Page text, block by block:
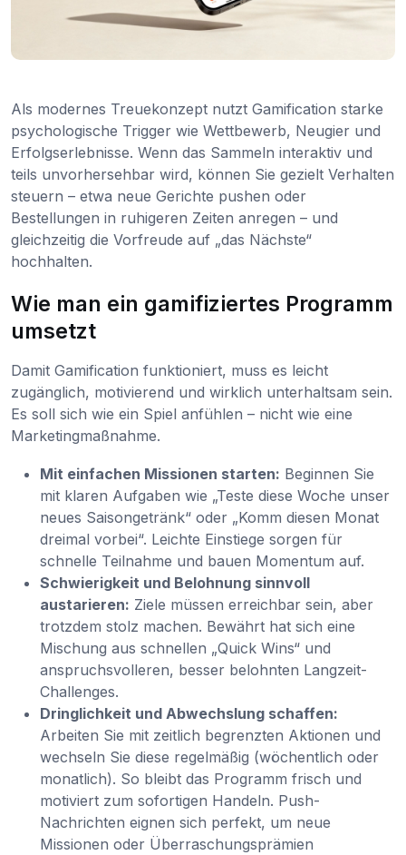
Als modernes Treuekonzept nutzt Gamification starke
psychologische Trigger wie Wettbewerb, Neugier und
Erfolgserlebnisse. Wenn das Sammeln interaktiv und
teils unvorhersehbar wird, können Sie gezielt Verhalten
steuern – etwa neue Gerichte pushen oder
Bestellungen in ruhigeren Zeiten anregen – und
gleichzeitig die Vorfreude auf „das Nächste“
hochhalten.
Wie man ein gamifiziertes Programm
umsetzt
Damit Gamification funktioniert, muss es leicht
zugänglich, motivierend und wirklich unterhaltsam sein.
Es soll sich wie ein Spiel anfühlen – nicht wie eine
Marketingmaßnahme.
Mit einfachen Missionen starten: Beginnen Sie
mit klaren Aufgaben wie „Teste diese Woche unser
neues Saisongetränk“ oder „Komm diesen Monat
dreimal vorbei“. Leichte Einstiege sorgen für
schnelle Teilnahme und bauen Momentum auf.
Schwierigkeit und Belohnung sinnvoll
austarieren: Ziele müssen erreichbar sein, aber
trotzdem stolz machen. Bewährt hat sich eine
Mischung aus schnellen „Quick Wins“ und
anspruchsvolleren, besser belohnten Langzeit-
Challenges.
Dringlichkeit und Abwechslung schaffen:
Arbeiten Sie mit zeitlich begrenzten Aktionen und
wechseln Sie diese regelmäßig (wöchentlich oder
monatlich). So bleibt das Programm frisch und
motiviert zum sofortigen Handeln. Push-
Nachrichten eignen sich perfekt, um neue
Missionen oder Überraschungsprämien